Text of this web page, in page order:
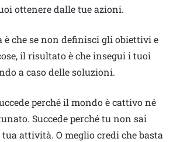
ottenere dalle tue azioni.
è che se non definisci gli obiettivi e
il risultato è che insegui i tuoi
a caso delle soluzioni.
perché il mondo è cattivo né
Succede perché tu non sai
attività. O meglio credi che basta